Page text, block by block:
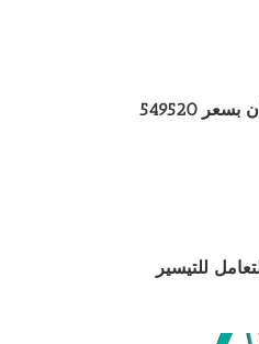
«المجتمعات العمرانية» تعرض 95 قطعة أرض للبيع فى 26 مدينة نوفمبر الحالى مزرعة دواجن فى العاشر من رمضان بسعر 549520
للتيسير